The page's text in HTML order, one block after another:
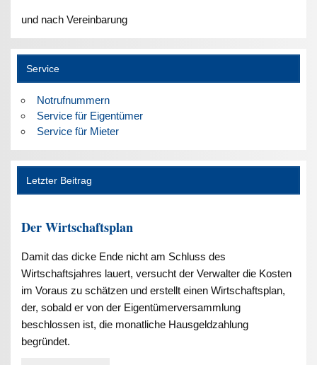
und nach Vereinbarung
Service
Notrufnummern
Service für Eigentümer
Service für Mieter
Letzter Beitrag
Der Wirtschaftsplan
Damit das dicke Ende nicht am Schluss des
Wirtschaftsjahres lauert, versucht der Verwalter die Kosten
im Voraus zu schätzen und erstellt einen Wirtschaftsplan,
der, sobald er von der Eigentümerversammlung
beschlossen ist, die monatliche Hausgeldzahlung
begründet.